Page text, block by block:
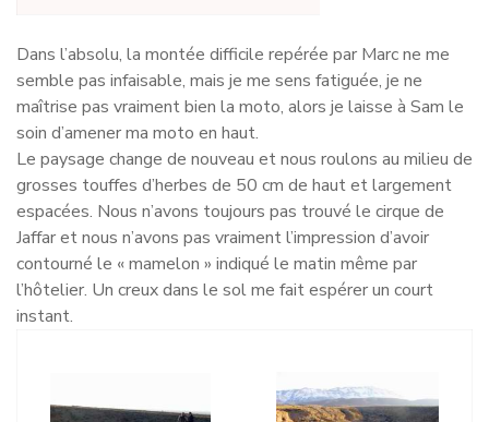
Dans l’absolu, la montée difficile repérée par Marc ne me
semble pas infaisable, mais je me sens fatiguée, je ne
maîtrise pas vraiment bien la moto, alors je laisse à Sam le
soin d’amener ma moto en haut.
Le paysage change de nouveau et nous roulons au milieu de
grosses touffes d’herbes de 50 cm de haut et largement
espacées. Nous n’avons toujours pas trouvé le cirque de
Jaffar et nous n’avons pas vraiment l’impression d’avoir
contourné le « mamelon » indiqué le matin même par
l’hôtelier. Un creux dans le sol me fait espérer un court
instant.